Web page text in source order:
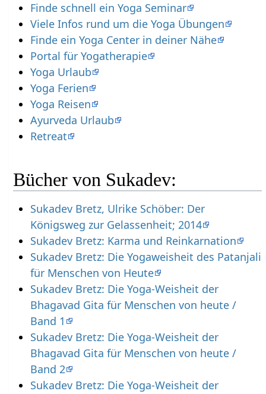
Finde schnell ein Yoga Seminar
Viele Infos rund um die Yoga Übungen
Finde ein Yoga Center in deiner Nähe
Portal für Yogatherapie
Yoga Urlaub
Yoga Ferien
Yoga Reisen
Ayurveda Urlaub
Retreat
Bücher von Sukadev:
Sukadev Bretz, Ulrike Schöber: Der
Königsweg zur Gelassenheit; 2014
Sukadev Bretz: Karma und Reinkarnation
Sukadev Bretz: Die Yogaweisheit des Patanjali
für Menschen von Heute
Sukadev Bretz: Die Yoga-Weisheit der
Bhagavad Gita für Menschen von heute /
Band 1
Sukadev Bretz: Die Yoga-Weisheit der
Bhagavad Gita für Menschen von heute /
Band 2
Sukadev Bretz: Die Yoga-Weisheit der